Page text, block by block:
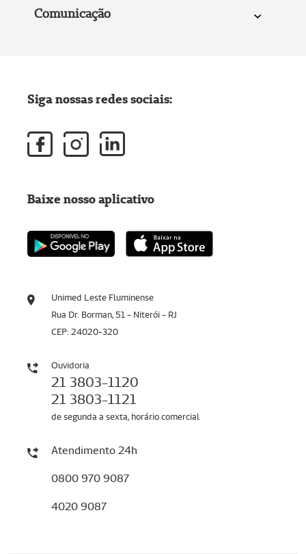
Comunicação
Unimed Leste Fluminense
Rua Dr. Borman, 51 - Niterói - RJ
CEP: 24020-320
Ouvidoria
21 3803-1120
21 3803-1121
de segunda a sexta, horário comercial
Atendimento 24h
0800 970 9087
4020 9087
Siga nossas redes sociais:
Baixe nosso aplicativo